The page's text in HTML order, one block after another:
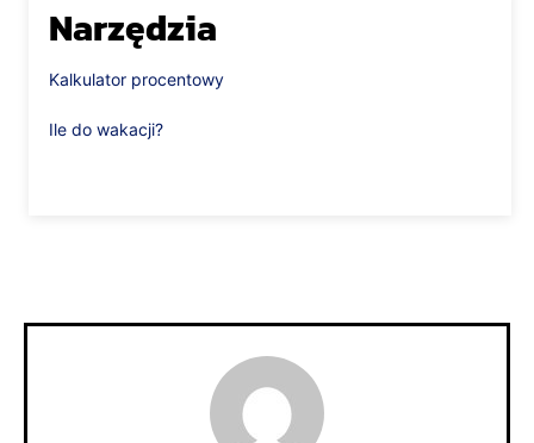
Narzędzia
Kalkulator procentowy
Ile do wakacji?